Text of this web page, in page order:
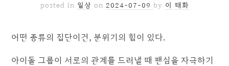
posted in 일상 on 2024-07-09 by 이 태화
어떤 종류의 집단이건, 분위기의 힘이 있다.
아이돌 그룹이 서로의 관계를 드러낼 때 팬심을 자극하기